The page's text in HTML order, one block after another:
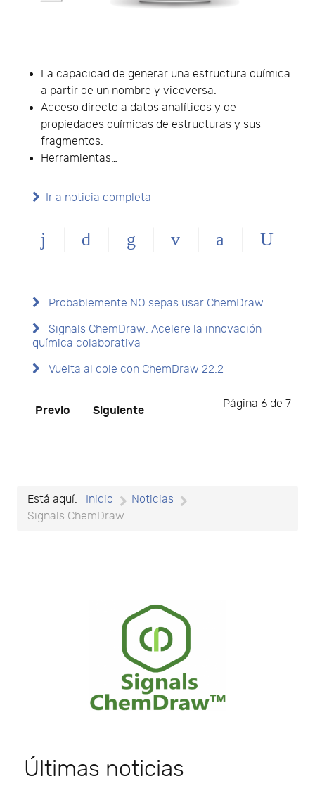
La capacidad de generar una estructura química
a partir de un nombre y viceversa.
Acceso directo a datos analíticos y de
propiedades químicas de estructuras y sus
fragmentos.
Herramientas…
Ir a noticia completa
Probablemente NO sepas usar ChemDraw
Signals ChemDraw: Acelere la innovación
química colaborativa
Vuelta al cole con ChemDraw 22.2
Página 6 de 7
Previo Siguiente
Está aquí: Inicio
Noticias
Signals ChemDraw
Últimas noticias